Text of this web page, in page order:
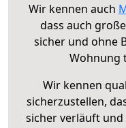
Wir kennen auch
dass auch
sicher und ohne
Wohnung
Wir kennen
sicherzustellen,
sicher verläuft